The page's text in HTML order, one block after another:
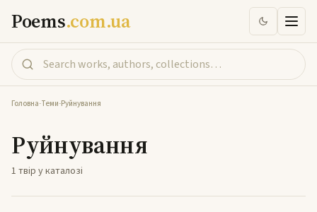
Poems.com.ua
Головна-Теми-Руйнування
Руйнування
1 твір у каталозі